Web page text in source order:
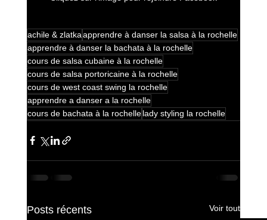
achile & zlatkaapprendre à danser la salsa à la rochelle
apprendre à danser la bachata à la rochelle
cours de salsa cubaine à la rochelle
cours de salsa portoricaine à la rochelle
cours de west coast swing la rochelle
apprendre a danser a la rochelle
cours de bachata à la rochelle lady styling la rochelle
Posts récents Voir tout